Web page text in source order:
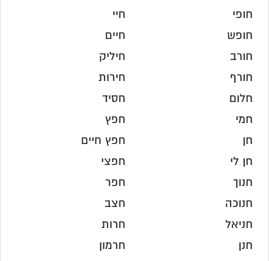
חופי
חופש
חורב
חורף
חיי
חיים
חיליק
חירות
חלום
חמי
חן
חן לי
חנוך
חנוכה
חניאל
חנן
חסיד
חפץ
חפץ חיים
חפצי
חפר
חצב
חרות
חרמון